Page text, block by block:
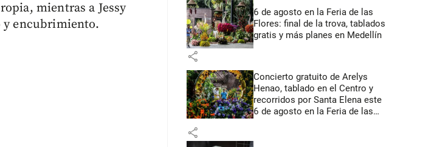
mientras a Jessy
y encubrimiento.
6 de agosto en la Feria de las
Flores: final de la trova, tablados
gratis y más planes en Medellín
share
Concierto gratuito de Arelys
Henao, tablado en el Centro y
recorridos por Santa Elena este
6 de agosto en la Feria de las
share